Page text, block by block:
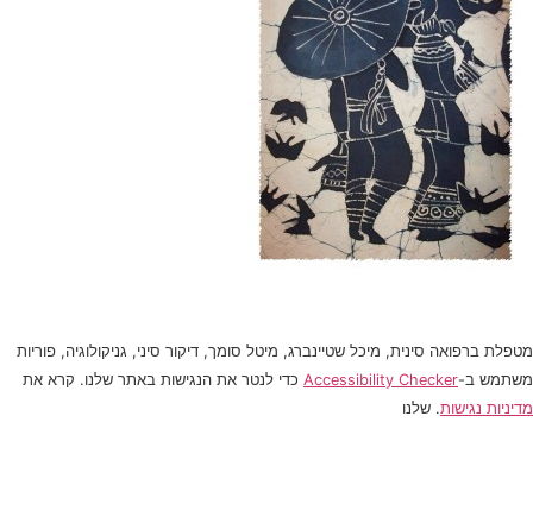
מטפלת ברפואה סינית, מיכל שטיינברג, מיטל סומך, דיקור סיני, גניקולוגיה, פוריות
משתמש ב-Accessibility Checker כדי לנטר את הנגישות באתר שלנו. קרא את
מדיניות נגישות. שלנו